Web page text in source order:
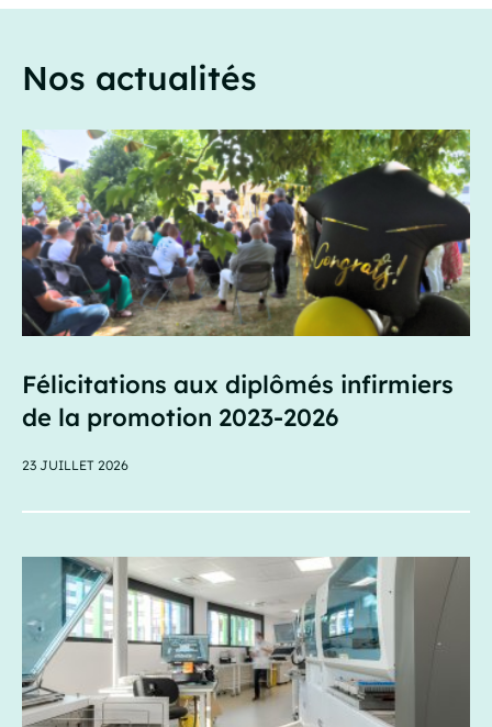
Nos actualités
Félicitations aux diplômés infirmiers
de la promotion 2023-2026
23 JUILLET 2026